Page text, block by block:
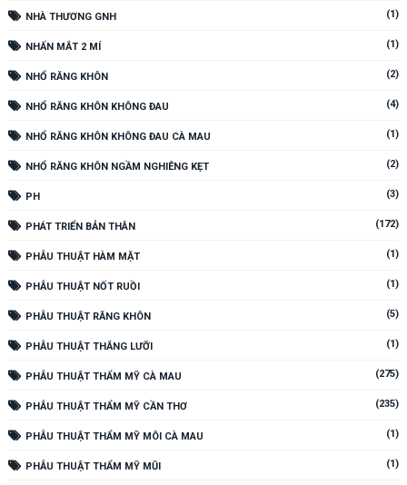
NHÀ THƯƠNG GNH (1)
NHẤN MẮT 2 MÍ (1)
NHỔ RĂNG KHÔN (2)
NHỔ RĂNG KHÔN KHÔNG ĐAU (4)
NHỔ RĂNG KHÔN KHÔNG ĐAU CÀ MAU (1)
NHỔ RĂNG KHÔN NGẦM NGHIÊNG KẸT (2)
PH (3)
PHÁT TRIỂN BẢN THÂN (172)
PHẪU THUẬT HÀM MẶT (1)
PHẪU THUẬT NỐT RUỒI (1)
PHẪU THUẬT RĂNG KHÔN (5)
PHẪU THUẬT THẮNG LƯỠI (1)
PHẪU THUẬT THẨM MỸ CÀ MAU (275)
PHẪU THUẬT THẨM MỸ CẦN THƠ (235)
PHẪU THUẬT THẨM MỸ MÔI CÀ MAU (1)
PHẪU THUẬT THẨM MỸ MŨI (1)